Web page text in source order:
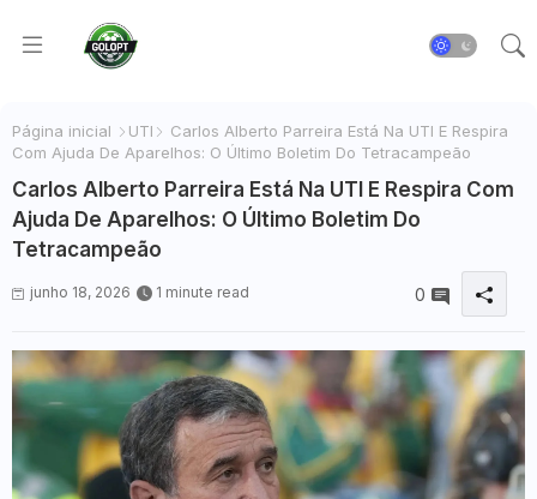
Página inicial UTI
Carlos Alberto Parreira Está Na UTI E Respira
Com Ajuda De Aparelhos: O Último Boletim Do Tetracampeão
Carlos Alberto Parreira Está Na UTI E Respira Com
Ajuda De Aparelhos: O Último Boletim Do
Tetracampeão
junho 18, 2026 1 minute read 0